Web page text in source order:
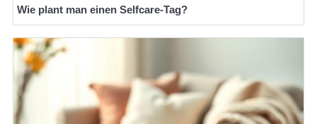
Wie plant man einen Selfcare-Tag?